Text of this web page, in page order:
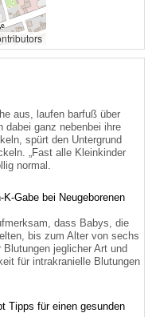
aus, laufen barfuß über
dabei ganz nebenbei ihre
spürt den Untergrund
„Fast alle Kleinkinder
normal.
Gabe bei Neugeborenen
dass Babys, die
bis zum Alter von sechs
jeglicher Art und
für intrakranielle Blutungen
Tipps für einen gesunden